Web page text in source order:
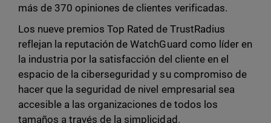
más de 370 opiniones de clientes verificadas.
Los nueve premios Top Rated de TrustRadius
reflejan la reputación de WatchGuard como líder en
la industria por la satisfacción del cliente en el
espacio de la ciberseguridad y su compromiso de
hacer que la seguridad de nivel empresarial sea
accesible a las organizaciones de todos los
tamaños a través de la simplicidad.